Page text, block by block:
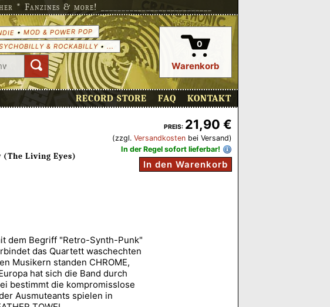
& more! ___________________________
• MOD & POWER POP
& ROCKABILLY• ... 0
Warenkorb
RECORD STORE FAQ KONTAKT
PREIS: 21,90 €
(zzgl. Versandkosten bei Versand)
In der Regel sofort lieferbar!
In den Warenkorb
Living Eyes)
dem Begriff "Retro-Synth-Punk"
das Quartett waschechten
Musikern standen CHROME,
hat sich die Band durch
bestimmt die kompromisslose
Ausmuteants spielen in